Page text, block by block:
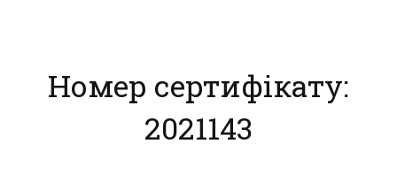
Матеріали
Нас підтримують
Номер сертифікату:
2021143